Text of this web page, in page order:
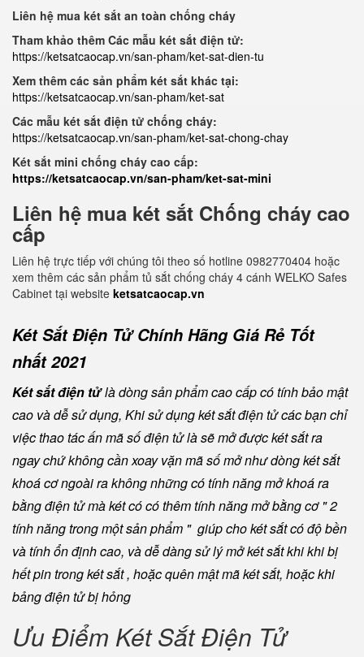
Liên hệ mua két sắt an toàn chống cháy
Tham khảo thêm Các mẫu két sắt điện tử:
https://ketsatcaocap.vn/san-pham/ket-sat-dien-tu
Xem thêm các sản phẩm két sắt khác tại:
https://ketsatcaocap.vn/san-pham/ket-sat
Các mẫu két sắt điện tử chống cháy:
https://ketsatcaocap.vn/san-pham/ket-sat-chong-chay
Két sắt mini chống cháy cao cấp:
https://ketsatcaocap.vn/san-pham/ket-sat-mini
Liên hệ mua két sắt Chống cháy cao
cấp
Liên hệ trực tiếp với chúng tôi theo số hotline 0982770404 hoặc
xem thêm các sản phẩm tủ sắt chống cháy 4 cánh WELKO Safes
Cabinet tại website ketsatcaocap.vn
Két Sắt Điện Tử Chính Hãng Giá Rẻ Tốt
nhất 2021
Két sắt điện tửlà dòng sản phẩm cao cấp có tính bảo mật
cao và dễ sử dụng, Khi sử dụng két sắt điện tử các bạn chỉ
việc thao tác ấn mã số điện tử là sẽ mở được két sắt ra
ngay chứ không cần xoay vặn mã số mở như dòng két sắt
khoá cơ ngoài ra không những có tính năng mở khoá ra
bằng điện tử mà két có có thêm tính năng mở bằng cơ " 2
tính năng trong một sản phẩm " giúp cho két sắt có độ bền
và tính ổn định cao, và dễ dàng sử lý mở két sắt khi khi bị
hết pin trong két sắt , hoặc quên mật mã két sắt, hoặc khi
bảng điện tử bị hỏng
Ưu Điểm Két Sắt Điện Tử